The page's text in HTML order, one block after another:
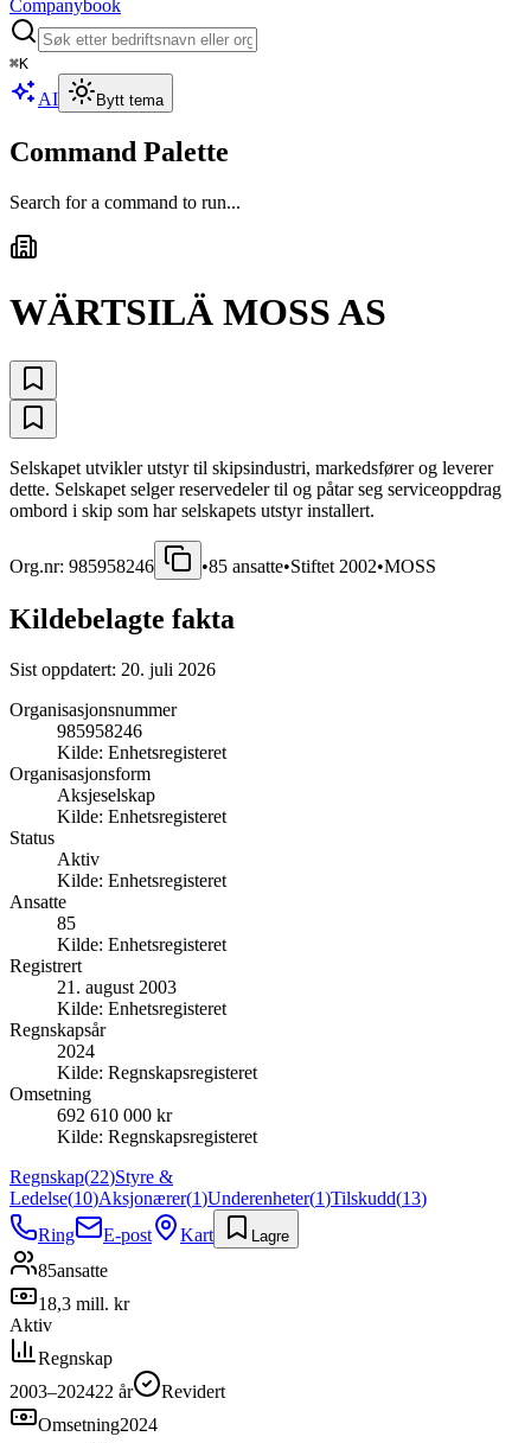
Companybook
⌘K
AI Bytt tema
Command Palette
Search for a command to run...
WÄRTSILÄ MOSS AS
Selskapet utvikler utstyr til skipsindustri, markedsfører og leverer
dette. Selskapet selger reservedeler til og påtar seg serviceoppdrag
ombord i skip som har selskapets utstyr installert.
Org.nr: 985958246 •85 ansatte•Stiftet 2002•MOSS
Kildebelagte fakta
Sist oppdatert: 20. juli 2026
Organisasjonsnummer
985958246
Kilde: Enhetsregisteret
Organisasjonsform
Aksjeselskap
Kilde: Enhetsregisteret
Status
Aktiv
Kilde: Enhetsregisteret
Ansatte
85
Kilde: Enhetsregisteret
Registrert
21. august 2003
Kilde: Enhetsregisteret
Regnskapsår
2024
Kilde: Regnskapsregisteret
Omsetning
692 610 000 kr
Kilde: Regnskapsregisteret
Regnskap(22)Styre &
Ledelse(10)Aksjonærer(1)Underenheter(1)Tilskudd(13)
Ring
E-post Kart Lagre
85ansatte
18,3 mill. kr
Aktiv
Regnskap
2003–202422 år
Revidert
Omsetning2024